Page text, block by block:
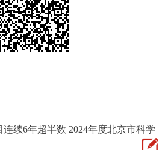
续6年超半数 2024年度北京市科学